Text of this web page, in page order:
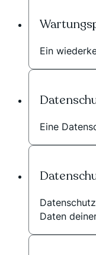
Ein
Eine
Daten